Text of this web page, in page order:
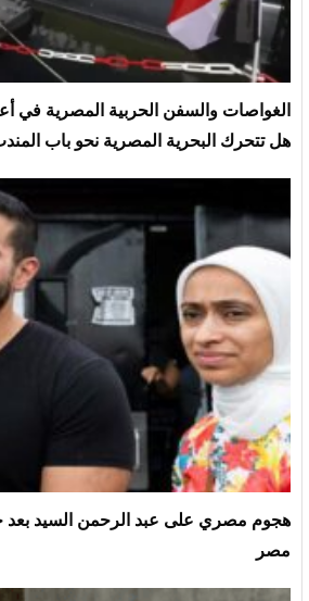
الغواصات والسفن الحربية المصرية في
هل تتحرك البحرية المصرية نحو باب
هجوم مصري على عبد الرحمن السيد بعد
مصر